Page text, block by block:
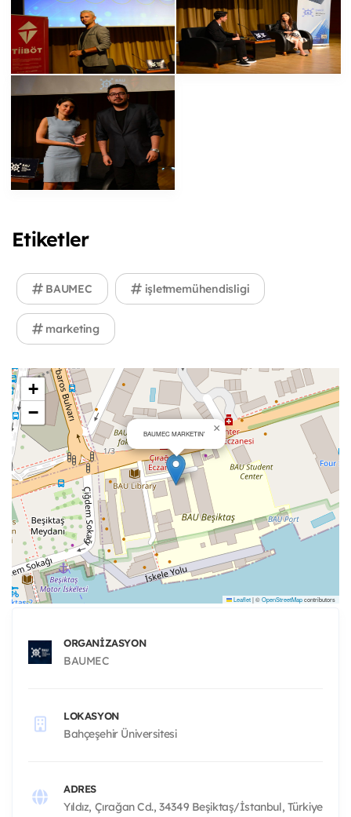
Etiketler
BAUMEC işletmemühendisligi
marketing
BAUMEC MARKETIN' ×
+
−
Leaflet|©OpenStreetMapcontributors
ORGANIZASYON
BAUMEC
LOKASYON
Bahçeşehir Üniversitesi
ADRES
Yıldız, Çırağan Cd., 34349 Beşiktaş/İstanbul, Türkiye